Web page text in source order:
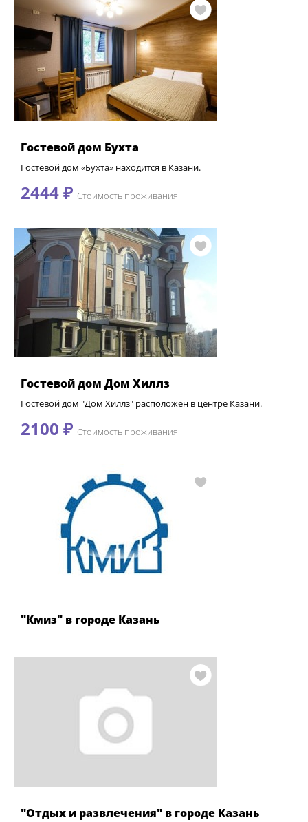
Гостевой дом Бухта
Гостевой дом «Бухта» находится в Казани.
2444 ₽ Стоимость проживания
Гостевой дом Дом Хиллз
Гостевой дом "Дом Хиллз" расположен в центре Казани.
2100 ₽ Стоимость проживания
"Кмиз" в городе Казань
"Отдых и развлечения" в городе Казань